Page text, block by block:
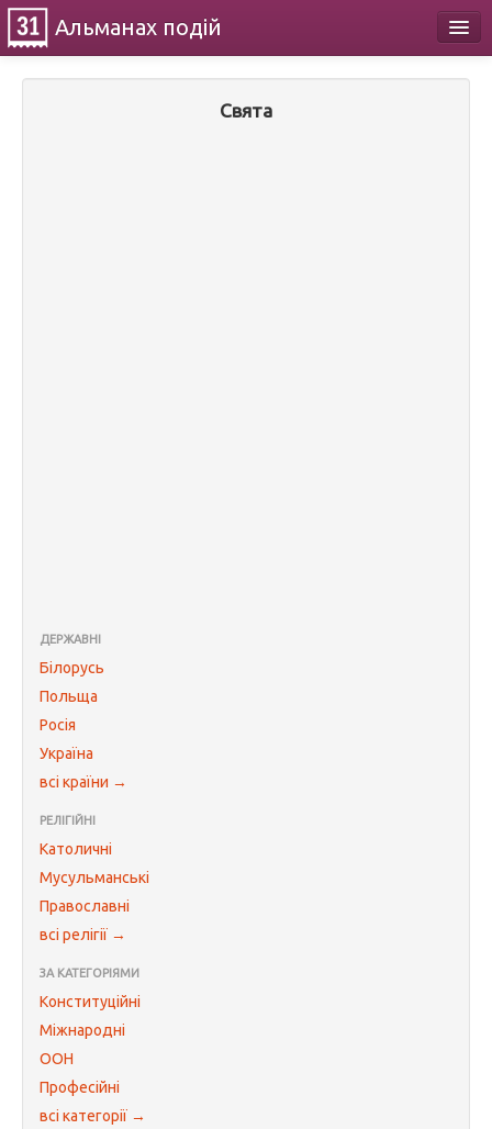
Альманах подій
Свята
ДЕРЖАВНІ
Білорусь
Польща
Росія
Україна
всі країни →
РЕЛІГІЙНІ
Католичні
Мусульманські
Православні
всі релігії →
ЗА КАТЕГОРІЯМИ
Конституційні
Міжнародні
ООН
Професійні
всі категорії →